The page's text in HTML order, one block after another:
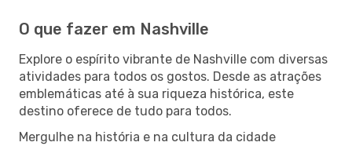
O que fazer em Nashville
Explore o espírito vibrante de Nashville com diversas
atividades para todos os gostos. Desde as atrações
emblemáticas até à sua riqueza histórica, este
destino oferece de tudo para todos.
Mergulhe na história e na cultura da cidade